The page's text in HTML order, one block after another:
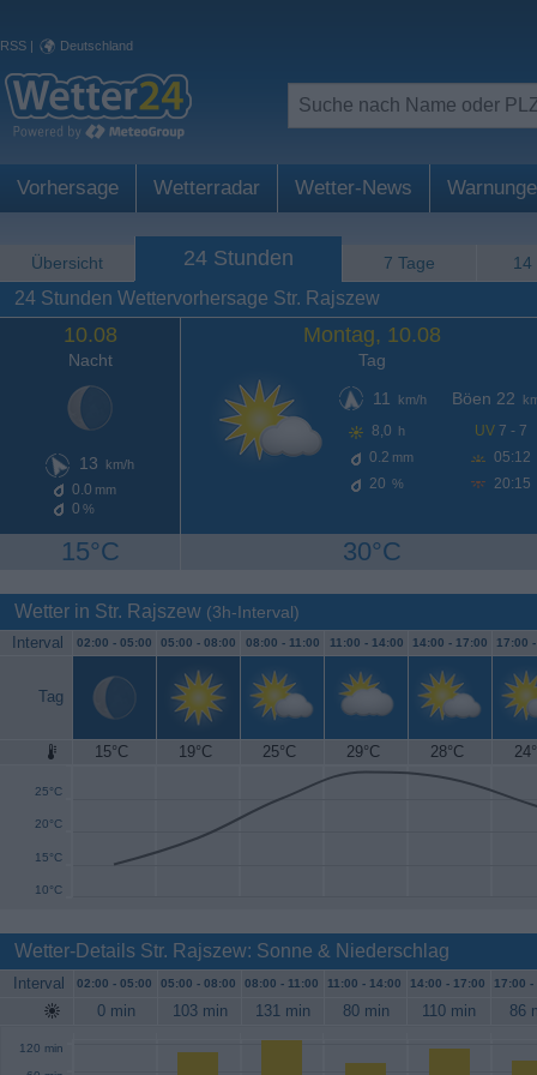
RSS | Deutschland
Vorhersage Wetterradar Wetter-News
Übersicht 24 Stunden 7 Tage 14
24 Stunden Wettervorhersage Str. Rajszew
10.08
Nacht
13 km/h
0.0 mm
0 %
15°C
Montag, 10.08
Tag
11
km/h
8,0 h
0.2 mm
20 %
Böen 22
UV 7 - 7
05:12
20:15
30°C
Wetter in Str. Rajszew (3h-Interval)
Interval 02:00 - 05:00 05:00 - 08:00 08:00 - 11:00 11:00 - 14:00 14:00 - 17:00 17:00
Tag
15°C 19°C 25°C 29°C 28°C
10°C
15°C
20°C
25°C
30°C
Wetter-Details Str. Rajszew: Sonne & Niederschlag
Interval 02:00 - 05:00 05:00 - 08:00 08:00 - 11:00 11:00 - 14:00 14:00 - 17:00 17:00 -
0 min 103 min 131 min 80 min 110 min 86
120 min